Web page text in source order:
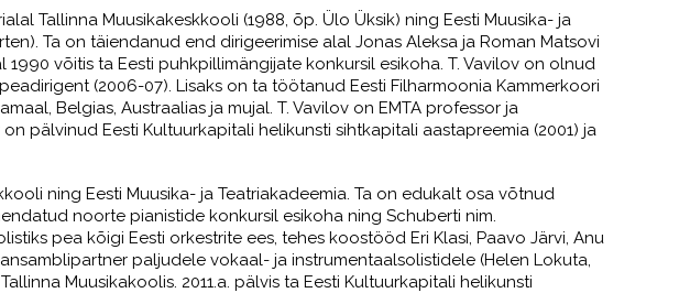
Tallinna Muusikakeskkooli (1988, õp. Ülo Üksik) ning Eesti Muusika- ja
Ta on täiendanud end dirigeerimise alal Jonas Aleksa ja Roman Matsovi
võitis ta Eesti puhkpillimängijate konkursil esikoha. T. Vavilov on olnud
(2006-07). Lisaks on ta töötanud Eesti Filharmoonia Kammerkoori
Belgias, Austraalias ja mujal. T. Vavilov on EMTA professor ja
pälvinud Eesti Kultuurkapitali helikunsti sihtkapitali aastapreemia (2001) ja
ning Eesti Muusika- ja Teatriakadeemia. Ta on edukalt osa võtnud
noorte pianistide konkursil esikoha ning Schuberti nim.
pea kõigi Eesti orkestrite ees, tehes koostööd Eri Klasi, Paavo Järvi, Anu
paljudele vokaal- ja instrumentaalsolistidele (Helen Lokuta,
Muusikakoolis. 2011.a. pälvis ta Eesti Kultuurkapitali helikunsti